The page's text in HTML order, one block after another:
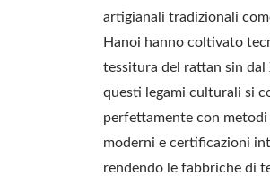
artigianali tradizionali
Hanoi hanno coltivato
tessitura del rattan sin dal
questi legami culturali si
perfettamente con
moderni e certificazioni
rendendo le fabbriche di